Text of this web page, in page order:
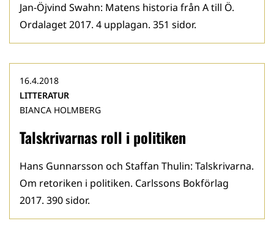
Jan-Öjvind Swahn: Matens historia från A till Ö.
Ordalaget 2017. 4 upplagan. 351 sidor.
Talskrivarnas roll i politiken
16.4.2018
LITTERATUR
BIANCA HOLMBERG
Hans Gunnarsson och Staffan Thulin: Talskrivarna.
Om retoriken i politiken. Carlssons Bokförlag
2017. 390 sidor.